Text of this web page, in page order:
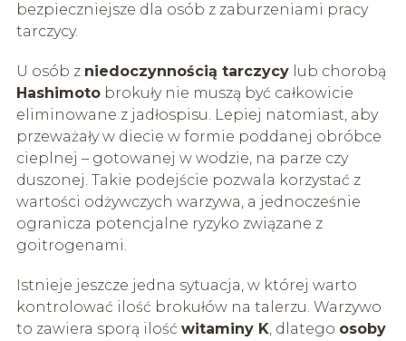
bezpieczniejsze dla osób z zaburzeniami pracy
tarczycy.
U osób z niedoczynnością tarczycylub chorobą
Hashimotobrokuły nie muszą być całkowicie
eliminowane z jadłospisu. Lepiej natomiast, aby
przeważały w diecie w formie poddanej obróbce
cieplnej – gotowanej w wodzie, na parze czy
duszonej. Takie podejście pozwala korzystać z
wartości odżywczych warzywa, a jednocześnie
ogranicza potencjalne ryzyko związane z
goitrogenami.
Istnieje jeszcze jedna sytuacja, w której warto
kontrolować ilość brokułów na talerzu. Warzywo
to zawiera sporą ilość witaminy K, dlatego osoby